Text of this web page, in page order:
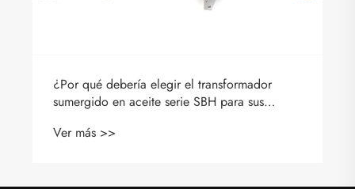
¿Por qué debería elegir el transformador
sumergido en aceite serie SBH para sus
Ver más >>